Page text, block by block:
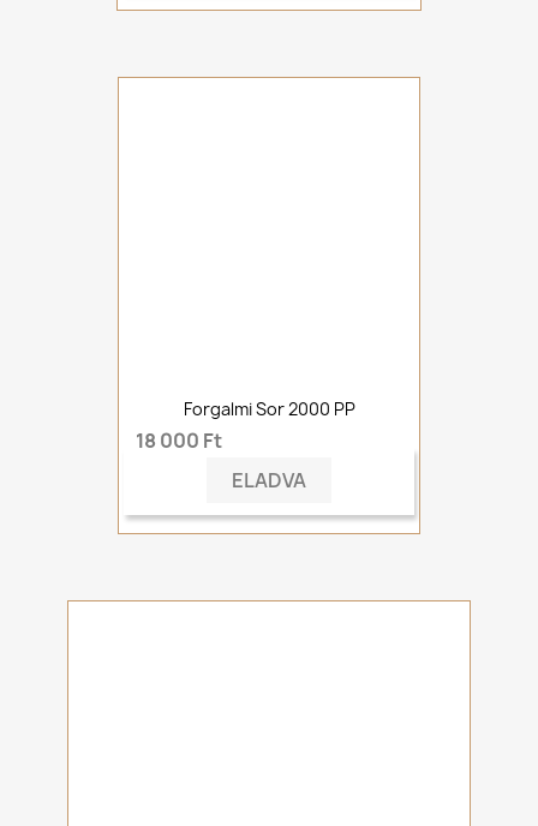
Forgalmi Sor 2000 PP
18 000 Ft
ELADVA